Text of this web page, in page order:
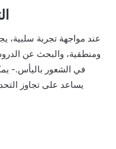
ومنطقية، والبحث عن
في الشعور باليأس.-
يساعد على تجاوز